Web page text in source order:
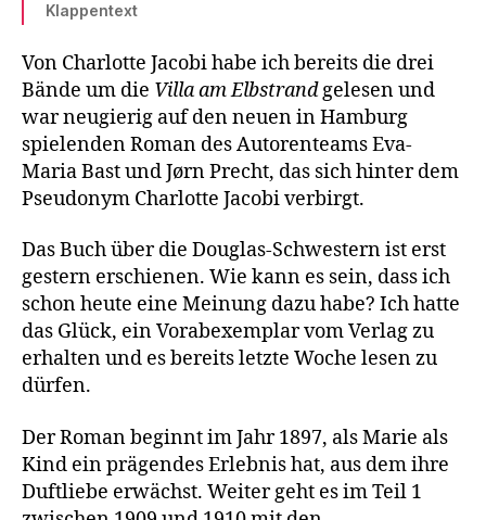
Klappentext
Von Charlotte Jacobi habe ich bereits die drei
Bände um die Villa am Elbstrandgelesen und
war neugierig auf den neuen in Hamburg
spielenden Roman des Autorenteams Eva-
Maria Bast und Jørn Precht, das sich hinter dem
Pseudonym Charlotte Jacobi verbirgt.
Das Buch über die Douglas-Schwestern ist erst
gestern erschienen. Wie kann es sein, dass ich
schon heute eine Meinung dazu habe? Ich hatte
das Glück, ein Vorabexemplar vom Verlag zu
erhalten und es bereits letzte Woche lesen zu
dürfen.
Der Roman beginnt im Jahr 1897, als Marie als
Kind ein prägendes Erlebnis hat, aus dem ihre
Duftliebe erwächst. Weiter geht es im Teil 1